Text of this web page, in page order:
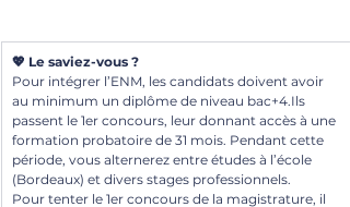
💖 Le saviez-vous ?
Pour intégrer l’ENM, les candidats doivent avoir
au minimum un diplôme de niveau bac+4.Ils
passent le 1er concours, leur donnant accès à une
formation probatoire de 31 mois. Pendant cette
période, vous alternerez entre études à l’école
(Bordeaux) et divers stages professionnels.
Pour tenter le 1er concours de la magistrature, il